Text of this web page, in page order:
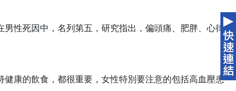
性死因中，名列第五，研究指出，偏頭痛、肥胖、心律
康的飲食，都很重要，女性特別要注意的包括高血壓患